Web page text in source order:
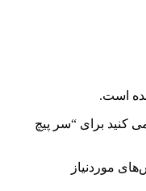
است.
کنید برای “سر پیچ
موردنیاز